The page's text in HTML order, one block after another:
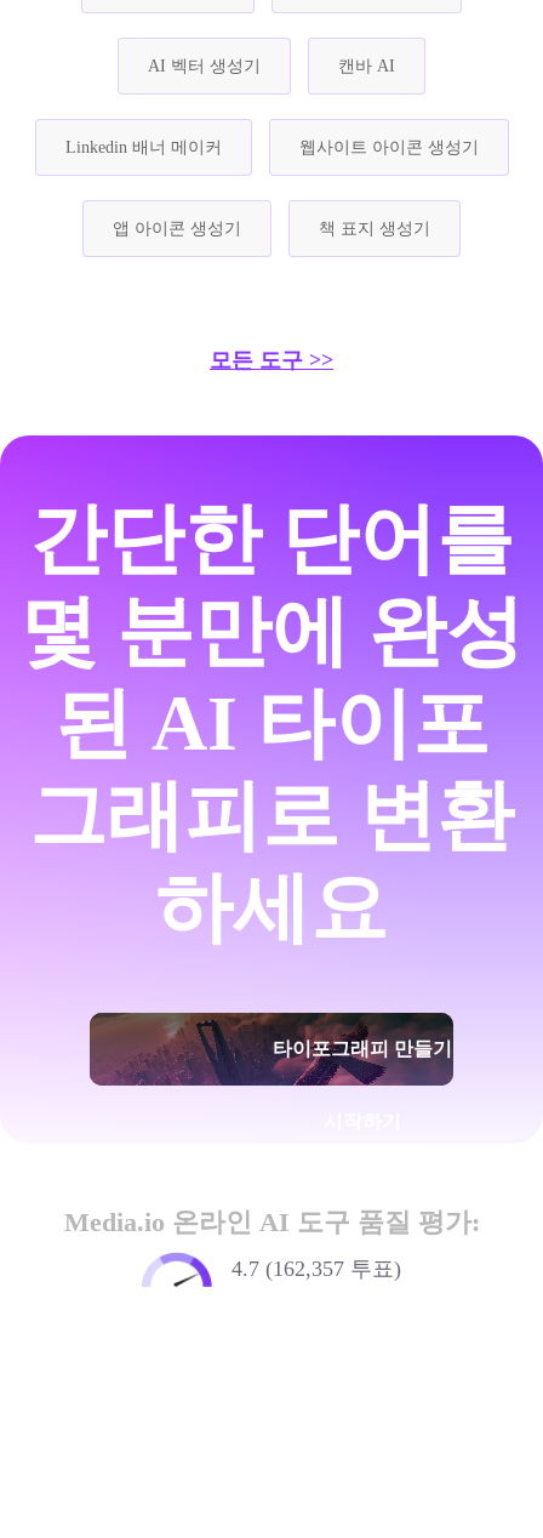
AI 벡터 생성기 캔바 AI
Linkedin 배너 메이커 웹사이트 아이콘 생성기
앱 아이콘 생성기 책 표지 생성기
모든 도구 >>
간단한 단어를
몇 분만에 완성
된 AI 타이포
그래피로 변환
하세요
타이포그래피 만들기
Media.io 온라인 AI 도구 품질 평가:
4.7 (162,357 투표)